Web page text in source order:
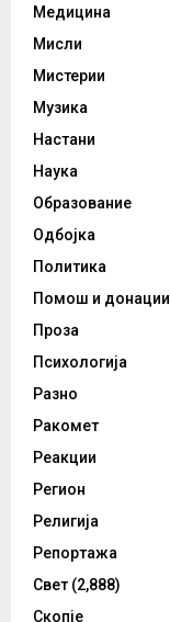
Медицина
Мисли
Мистерии
Музика
Настани
Наука
Образование
Одбојка
Политика
Помош и донации
Проза
Психологија
Разно
Ракомет
Реакции
Регион
Религија
Репортажа
Свет (2,888)
Скопје